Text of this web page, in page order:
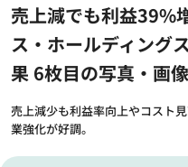
売上減でも利益39%
ス・ホールディング
果 6枚目の写真・画像
売上減少も利益率向上やコスト
業強化が好調。